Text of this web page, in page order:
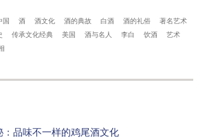
国 酒 酒文化 酒的典故 白酒 酒的礼俗
著名艺术
传承文化经典 美国 酒与名人 李白 饮酒
艺术
品味不一样的鸡尾酒文化